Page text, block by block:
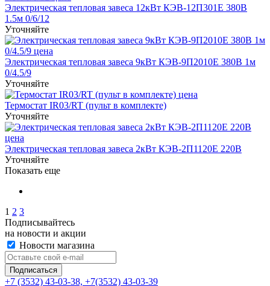
Электрическая тепловая завеса 12кВт КЭВ-12П301Е 380B
1.5м 0/6/12
Уточняйте
Электрическая тепловая завеса 9кВт КЭВ-9П2010Е 380B 1м
0/4.5/9
Уточняйте
Термостат IR03/RT (пульт в комплекте)
Уточняйте
Электрическая тепловая завеса 2кВт КЭВ-2П1120Е 220В
Уточняйте
Показать еще
1 2 3
Подписывайтесь
на новости и акции
Новости магазина
+7 (3532) 43-03-38, +7(3532) 43-03-39